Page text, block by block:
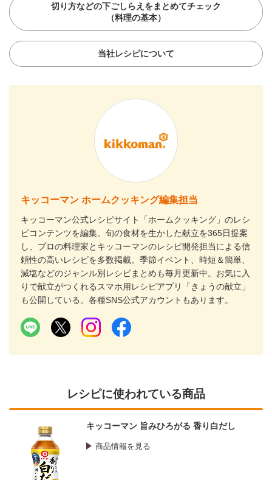
切り方などの下ごしらえをまとめてチェック
（料理の基本）
当社レシピについて
キッコーマン ホームクッキング編集担当
キッコーマン公式レシピサイト「ホームクッキング」のレシ
ピコンテンツを編集。旬の食材を生かした献立を365日提案
し、プロの料理家とキッコーマンのレシピ開発担当による信
頼性の高いレシピを多数掲載。季節イベント、時短＆簡単、
減塩などのジャンル別レシピまとめも毎月更新中。お気に入
りで献立がつくれるスマホ用レシピアプリ「きょうの献立」
も公開している。各種SNS公式アカウントもあります。
レシピに使われている商品
キッコーマン 旨みひろがる 香り白だし
商品情報を見る